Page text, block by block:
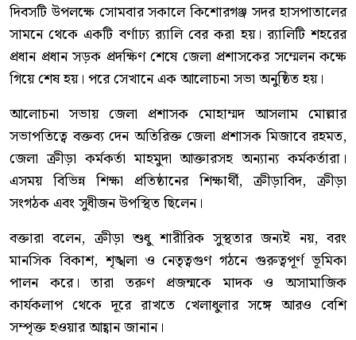
দিবসটি উপলক্ষে সোমবার সকালে কিশোরগঞ্জ সদর হাসপাতালের
সামনে থেকে একটি বর্ণাঢ্য র‍্যালি বের করা হয়। র‍্যালিটি শহরের
প্রধান প্রধান সড়ক প্রদক্ষিণ শেষে জেলা প্রশাসকের সম্মেলন কক্ষে
গিয়ে শেষ হয়। পরে সেখানে এক আলোচনা সভা অনুষ্ঠিত হয়।
আলোচনা সভায় জেলা প্রশাসক মোহাম্মদ আসলাম মোল্লার
সভাপতিত্বে বক্তব্য দেন অতিরিক্ত জেলা প্রশাসক মিজাবে রহমত,
জেলা ক্রীড়া কর্মকর্তা মাহমুদা আক্তারসহ অন্যান্য কর্মকর্তারা।
এসময় বিভিন্ন শিক্ষা প্রতিষ্ঠানের শিক্ষার্থী, ক্রীড়াবিদ, ক্রীড়া
সংগঠক এবং সুধীজন উপস্থিত ছিলেন।
বক্তারা বলেন, ক্রীড়া শুধু শারীরিক সুস্থতার জন্যই নয়, বরং
মানসিক বিকাশ, শৃঙ্খলা ও নেতৃত্বগুণ গঠনে গুরুত্বপূর্ণ ভূমিকা
পালন করে। তারা তরুণ প্রজন্মকে মাদক ও অসামাজিক
কার্যকলাপ থেকে দূরে রাখতে খেলাধুলার সঙ্গে আরও বেশি
সম্পৃক্ত হওয়ার আহ্বান জানান।